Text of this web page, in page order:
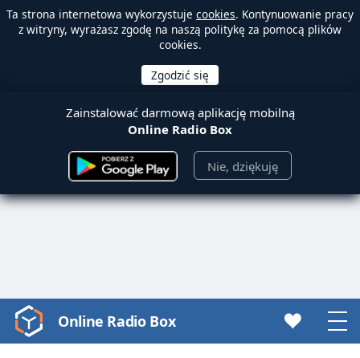
Ta strona internetowa wykorzystuje cookies. Kontynuowanie pracy
z witryny, wyrażasz zgodę na naszą politykę za pomocą plików
cookies.
Zainstalować darmową aplikację mobilną
Online Radio Box
Nie, dziękuję
Video
Player
Online Radio Box